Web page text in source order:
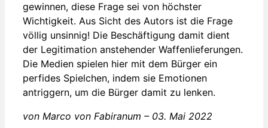
gewinnen, diese Frage sei von höchster
Wichtigkeit. Aus Sicht des Autors ist die Frage
völlig unsinnig! Die Beschäftigung damit dient
der Legitimation anstehender Waffenlieferungen.
Die Medien spielen hier mit dem Bürger ein
perfides Spielchen, indem sie Emotionen
antriggern, um die Bürger damit zu lenken.
von Marco von Fabiranum – 03. Mai 2022